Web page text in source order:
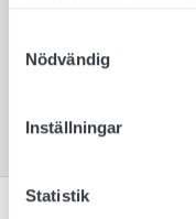
Nödvändig
Inställningar
Statistik
den här, och så
ut. För att få